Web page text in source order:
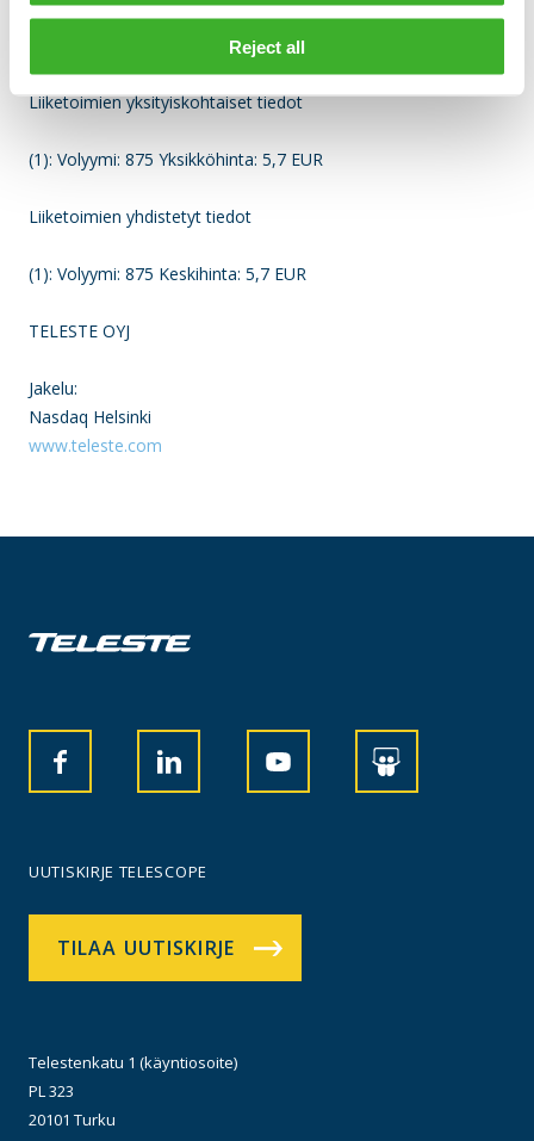
Reject all
Liiketoimen luonne: HANKINTA
Liiketoimien yksityiskohtaiset tiedot
(1): Volyymi: 875 Yksikköhinta: 5,7 EUR
Liiketoimien yhdistetyt tiedot
(1): Volyymi: 875 Keskihinta: 5,7 EUR
TELESTE OYJ
Jakelu:
Nasdaq Helsinki
www.teleste.com
UUTISKIRJE TELESCOPE
TILAA UUTISKIRJE
Telestenkatu 1 (käyntiosoite)
PL 323
20101 Turku